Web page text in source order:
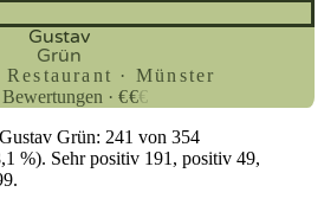
Gustav
Grün
Restaurant · Münster
Bewertungen ·€€€
Grün: 241 von 354
%). Sehr positiv 191, positiv 49,